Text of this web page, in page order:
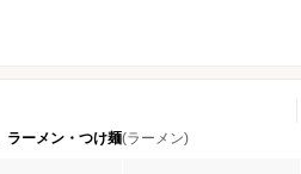
ラーメン・つけ麺(ラーメン)